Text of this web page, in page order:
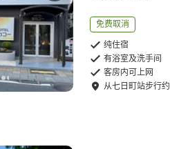
免费取消
纯住宿
有浴室及洗手间
客房内可上网
从七日町站步行约